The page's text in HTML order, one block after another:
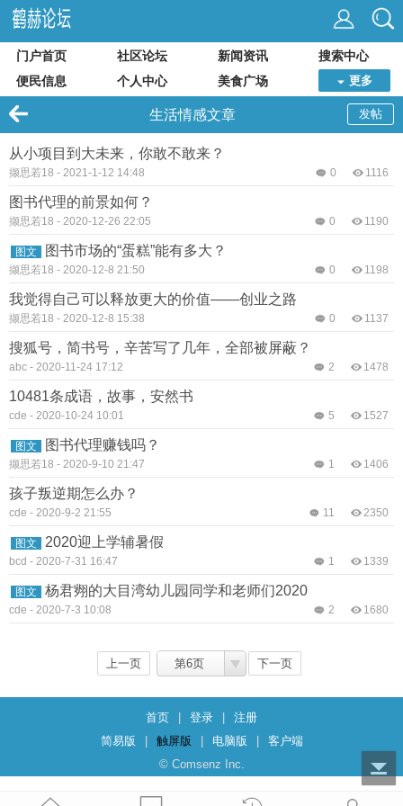
门户首页 社区论坛 新闻资讯
搜索中心
便民信息
个人中心 美食广场 更多
发帖
生活情感文章
从小项目到大未来，你敢不敢来？
撷思若18 - 2021-1-12 14:48 1116
0
图书代理的前景如何？
撷思若18 - 2020-12-26 22:05 1190
0
图文 图书市场的“蛋糕”能有多大？
撷思若18 - 2020-12-8 21:50 1198
0
我觉得自己可以释放更大的价值——创业之路
撷思若18 - 2020-12-8 15:38 1137
0
搜狐号，简书号，辛苦写了几年，全部被屏蔽？
abc - 2020-11-24 17:12 1478
2
10481条成语，故事，安然书
cde - 2020-10-24 10:01 1527
5
图文 图书代理赚钱吗？
撷思若18 - 2020-9-10 21:47 1406
1
孩子叛逆期怎么办？
cde - 2020-9-2 21:55 2350
11
图文 2020迎上学辅暑假
bcd - 2020-7-31 16:47 1339
1
图文 杨君翙的大目湾幼儿园同学和老师们2020
cde - 2020-7-3 10:08 1680
2
上一页 第6页 下一页
首页 登录
注册
简易版
触屏版 电脑版
客户端
© Comsenz Inc.